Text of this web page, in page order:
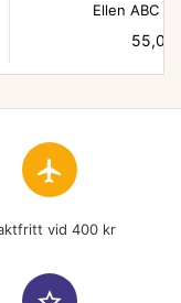
Ellen ABC
Pris
55,00
flight
vid 400 kr